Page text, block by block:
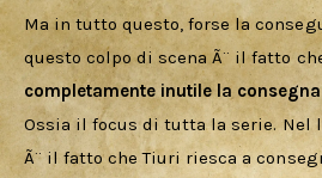
Ma in tutto questo, forse la
questo colpo di scena Ã¨ il fatto
completamente inutile la
Ossia il focus di tutta la serie.
Ã¨ il fatto che Tiuri riesca a